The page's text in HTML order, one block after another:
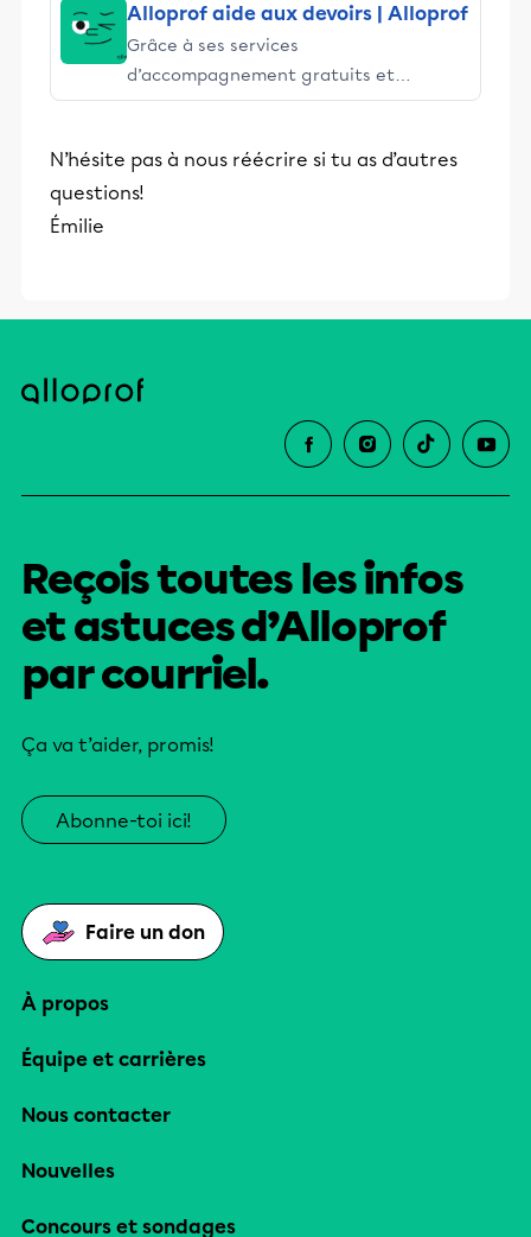
Alloprof aide aux devoirs | Alloprof
Grâce à ses services
d’accompagnement gratuits et
stimulants, Alloprof engage les élèves
éducative.
N’hésite pas à nous réécrire si tu as d’autres
questions!
Émilie
Reçois toutes les infos
et astuces d’Alloprof
par courriel.
Ça va t’aider, promis!
Abonne-toi ici!
Faire un don
À propos
Équipe et carrières
Nous contacter
Nouvelles
Concours et sondages